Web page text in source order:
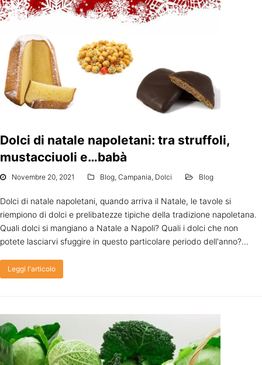
Dolci di natale napoletani: tra struffoli,
mustacciuoli e…babà
Novembre 20, 2021 Blog, Campania, Dolci Blog
Dolci di natale napoletani, quando arriva il Natale, le tavole si
riempiono di dolci e prelibatezze tipiche della tradizione napoletana.
Quali dolci si mangiano a Natale a Napoli? Quali i dolci che non
potete lasciarvi sfuggire in questo particolare periodo dell'anno?…
Leggi l'articolo